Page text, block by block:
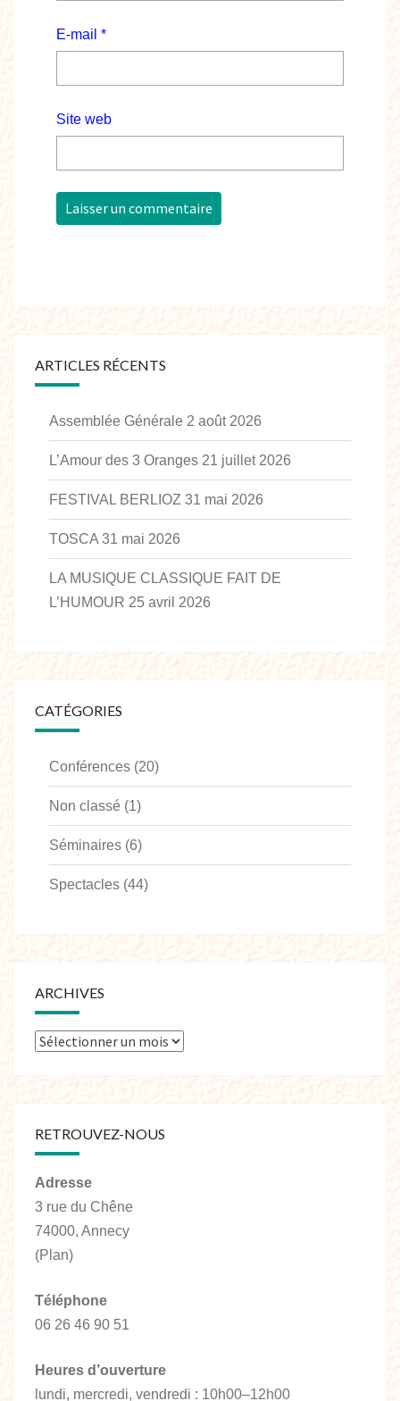
E-mail *
Site web
ARTICLES RÉCENTS
Assemblée Générale 2 août 2026
L’Amour des 3 Oranges 21 juillet 2026
FESTIVAL BERLIOZ 31 mai 2026
TOSCA 31 mai 2026
LA MUSIQUE CLASSIQUE FAIT DE
L’HUMOUR 25 avril 2026
CATÉGORIES
Conférences (20)
Non classé (1)
Séminaires (6)
Spectacles (44)
ARCHIVES
RETROUVEZ-NOUS
Adresse
3 rue du Chêne
74000, Annecy
(Plan)
Téléphone
06 26 46 90 51
Heures d’ouverture
lundi, mercredi, vendredi : 10h00–12h00